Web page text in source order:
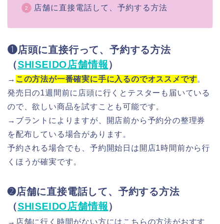
店舗に直接電話して、予約する方法
❶店頭に直接行って、予約する方法
（SHISEIDO店舗情報）
→ この方法が一番確実に手に入るのでオススメです。
発売日の1週間前に店頭に行くとテスターも届いている
ので、欲しい商品を試すことも可能です。
→ブラントによりますが、開店前から予約分の整理券
を配布している場合があります。
予約される場合でも、予約開始日は開店1時間前から行
くほうが確実です。
➋店舗に直接電話して、予約する方法
（SHISEIDO店舗情報）
→店舗に行く時間がない方にはこちらの方法がおすす